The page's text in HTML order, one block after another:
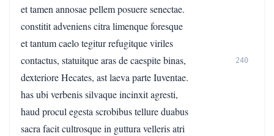
et tamen annosae pellem posuere senectae.
constitit adveniens citra limenque foresque
et tantum caelo tegitur refugitque viriles
contactus, statuitque aras de caespite binas,
240
dexteriore Hecates, ast laeva parte Iuventae.
has ubi verbenis silvaque incinxit agresti,
haud procul egesta scrobibus tellure duabus
sacra facit cultrosque in guttura velleris atri